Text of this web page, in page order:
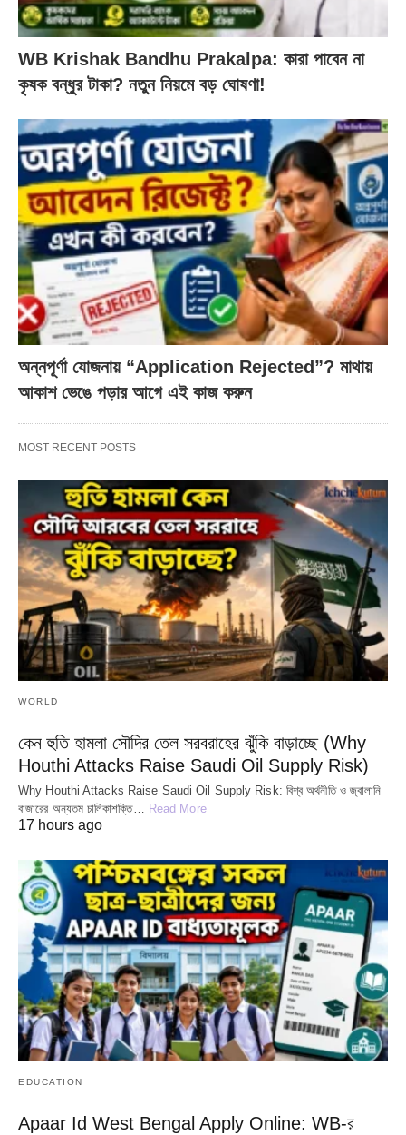
WB Krishak Bandhu Prakalpa: কারা পাবেন না
কৃষক বন্ধুর টাকা? নতুন নিয়মে বড় ঘোষণা!
অন্নপূর্ণা যোজনায় “Application Rejected”? মাথায়
আকাশ ভেঙে পড়ার আগে এই কাজ করুন
MOST RECENT POSTS
WORLD
কেন হুতি হামলা সৌদির তেল সরবরাহের ঝুঁকি বাড়াচ্ছে (Why
Houthi Attacks Raise Saudi Oil Supply Risk)
Why Houthi Attacks Raise Saudi Oil Supply Risk: বিশ্ব অর্থনীতি ও জ্বালানি
বাজারের অন্যতম চালিকাশক্তি… Read More
17 hours ago
EDUCATION
Apaar Id West Bengal Apply Online: WB-র